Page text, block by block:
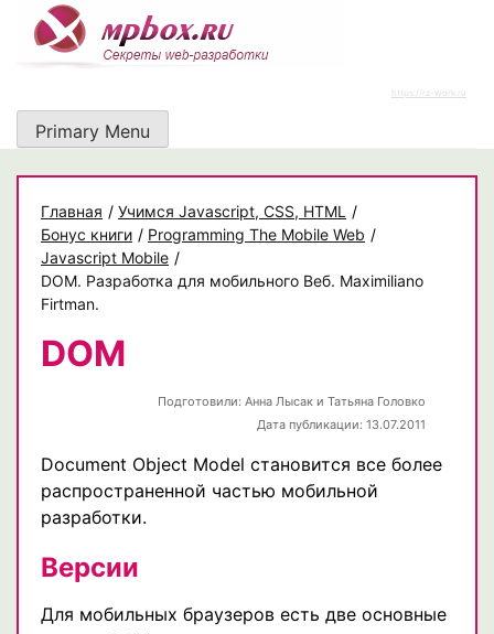
content
https://rz-work.ru
Primary Menu
Главная / Учимся Javascript, CSS, HTML
/
Бонус книги / Programming The Mobile Web /
Javascript Mobile /
DOM. Разработка для мобильного Веб. Maximiliano
Firtman.
DOM
Подготовили: Анна Лысак и Татьяна Головко
Дата публикации: 13.07.2011
Document Object Model становится все более
распространенной частью мобильной
разработки.
Версии
Для мобильных браузеров есть две основные